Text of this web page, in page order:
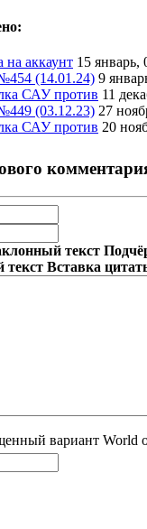
на аккаунт 15 январь,
(14.01.24) 9
САУ против 11
(03.12.23) 27
САУ против 20
текст
Вставка
вариант World